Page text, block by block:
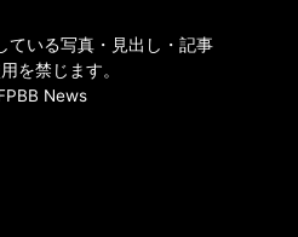
ている写真・見出し・記事
を禁じます。
News